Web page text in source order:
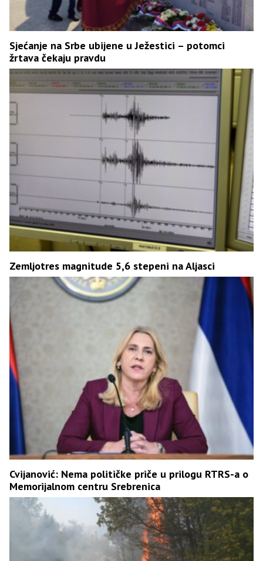
Sjećanje na Srbe ubijene u Ježestici – potomci
žrtava čekaju pravdu
Zemljotres magnitude 5,6 stepeni na Aljasci
Cvijanović: Nema političke priče u prilogu RTRS-a o
Memorijalnom centru Srebrenica